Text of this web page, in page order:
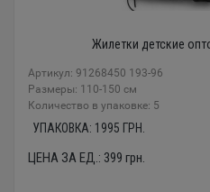
Жилетки детские
Артикул: 91268450 193-96
Размеры: 110-150 см
Количество в упаковке: 5
УПАКОВКА: 1995 ГРН.
ЦЕНА ЗА ЕД.: 399 грн.